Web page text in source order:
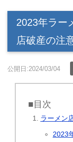
2023年ラー
店破産の注
公開日:2024/03/04
■目次
ラーメン
2023